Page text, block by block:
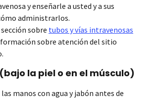
y enseñarle a usted y a sus
administrarlos.
sobre tubos y vías intravenosas
sobre atención del sitio
la piel o en el músculo)
las manos con agua y jabón antes de